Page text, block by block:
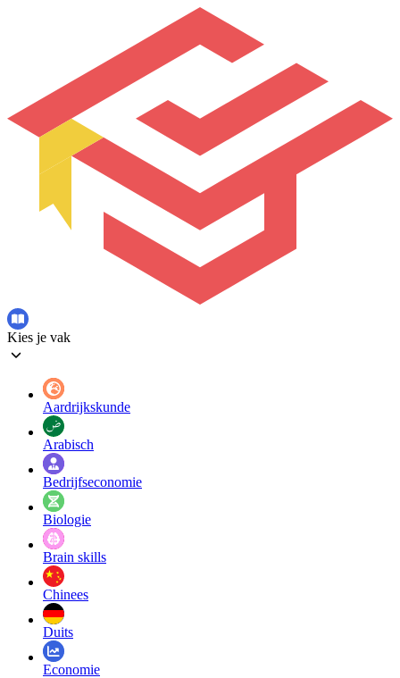
Kies je vak
Aardrijkskunde
Arabisch
Bedrijfseconomie
Biologie
Brain skills
Chinees
Duits
Economie